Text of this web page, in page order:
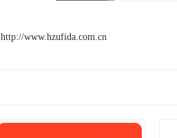
http://www.hzufida.com.cn